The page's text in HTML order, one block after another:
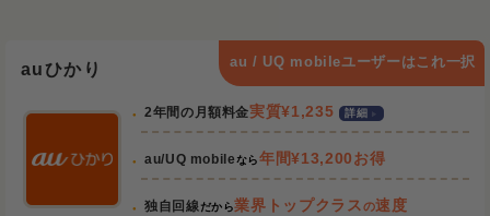
auひかり au / UQ mobileユーザーはこれ一択
2年間の月額料金実質¥1,235 詳細
au/UQ mobileなら年間¥13,200お得
独自回線だから業界トップクラスの速度